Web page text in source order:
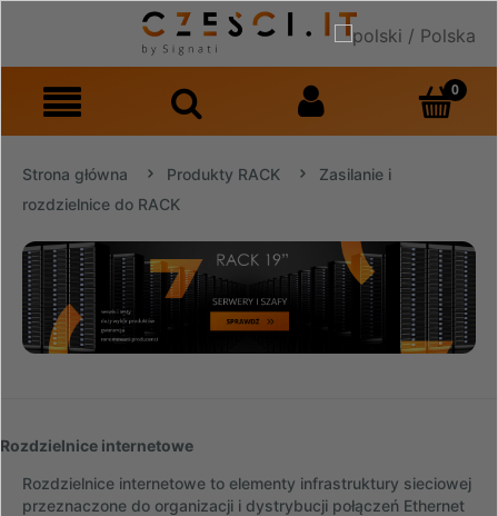
Strona główna Produkty RACK
Zasilanie i
rozdzielnice do RACK
Rozdzielnice internetowe
Rozdzielnice internetowe to elementy infrastruktury sieciowej
przeznaczone do organizacji i dystrybucji połączeń Ethernet